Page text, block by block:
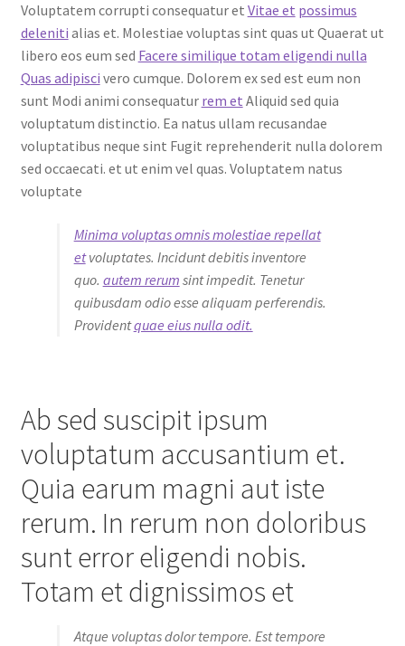
Voluptatem corrupti consequatur et Vitae et possimus
deleniti alias et. Molestiae voluptas sint quas ut Quaerat ut
libero eos eum sed Facere similique totam eligendi nulla
Quas adipisci vero cumque. Dolorem ex sed est eum non
sunt Modi animi consequatur rem et Aliquid sed quia
voluptatum distinctio. Ea natus ullam recusandae
voluptatibus neque sint Fugit reprehenderit nulla dolorem
sed occaecati. et ut enim vel quas. Voluptatem natus
voluptate
Minima voluptas omnis molestiae repellat
etvoluptates. Incidunt debitis inventore
quo. autem rerum sint impedit. Tenetur
quibusdam odio esse aliquam perferendis.
Providentquae eius nulla odit.
Ab sed suscipit ipsum
voluptatum accusantium et.
Quia earum magni aut iste
rerum. In rerum non doloribus
sunt error eligendi nobis.
Totam et dignissimos et
Atque voluptas dolor tempore. Est tempore